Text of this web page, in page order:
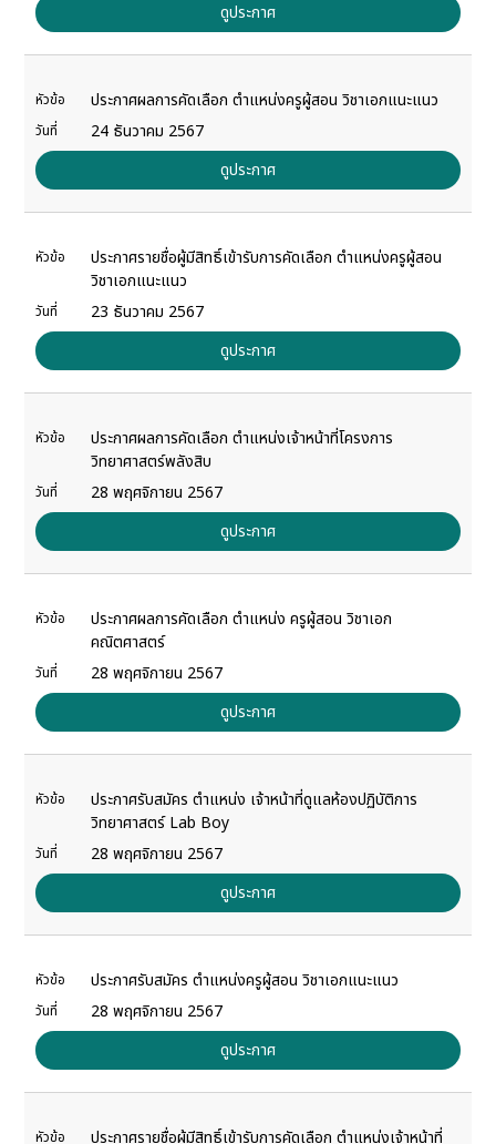
ดูประกาศ
หัวข้อ ประกาศผลการคัดเลือก ตำแหน่งครูผู้สอน วิชาเอกแนะแนว
วันที่
24 ธันวาคม 2567
ดูประกาศ
หัวข้อ
ประกาศรายชื่อผู้มีสิทธิ์เข้ารับการคัดเลือก ตำแหน่งครูผู้สอน
วิชาเอกแนะแนว
วันที่
23 ธันวาคม 2567
ดูประกาศ
หัวข้อ
ประกาศผลการคัดเลือก ตำแหน่งเจ้าหน้าที่โครงการ
วิทยาศาสตร์พลังสิบ
วันที่
28 พฤศจิกายน 2567
ดูประกาศ
หัวข้อ
ประกาศผลการคัดเลือก ตำแหน่ง ครูผู้สอน วิชาเอก
คณิตศาสตร์
วันที่
28 พฤศจิกายน 2567
ดูประกาศ
หัวข้อ
ประกาศรับสมัคร ตำแหน่ง เจ้าหน้าที่ดูแลห้องปฏิบัติการ
วิทยาศาสตร์ Lab Boy
วันที่
28 พฤศจิกายน 2567
ดูประกาศ
หัวข้อ ประกาศรับสมัคร ตำแหน่งครูผู้สอน วิชาเอกแนะแนว
วันที่
28 พฤศจิกายน 2567
ดูประกาศ
หัวข้อ ประกาศรายชื่อผู้มีสิทธิ์เข้ารับการคัดเลือก ตำแหน่งเจ้าหน้าที่